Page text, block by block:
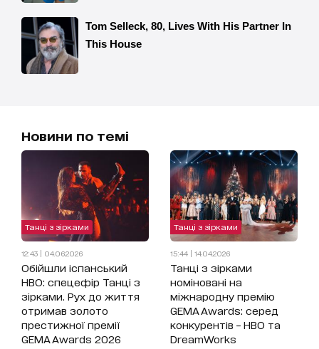
Новини по темі
Танці з зірками
12:43 | 04.06.2026
Обійшли іспанський
HBO: спецефір Танці з
зірками. Рух до життя
отримав золото
престижної премії
GEMA Awards 2026
Танці з зірками
15:44 | 14.04.2026
Танці з зірками
номіновані на
міжнародну премію
GEMA Awards: серед
конкурентів – HBO та
DreamWorks